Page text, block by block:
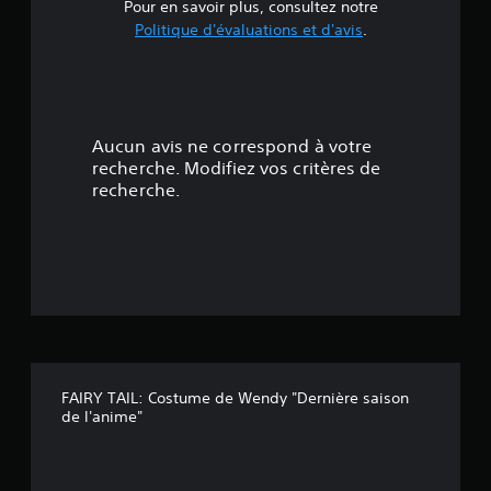
s
u
Pour en savoir plus, consultez notre
Politique d'évaluations et d'avis.
Aucun avis ne correspond à votre
recherche. Modifiez vos critères de
recherche.
FAIRY TAIL: Costume de Wendy "Dernière saison
de l'anime"